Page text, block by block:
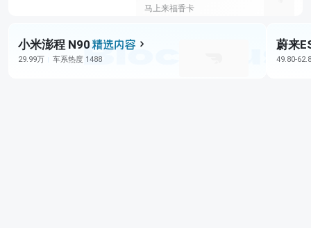
马上来福香卡
小米澎程 N90
29.99万 车系热度 1488
蔚来
49.80-